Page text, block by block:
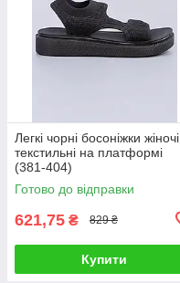
Легкі чорні босоніжки жіночі
текстильні на платформі
(381-404)
Готово до відправки
621,75 ₴ 829 ₴
Купити